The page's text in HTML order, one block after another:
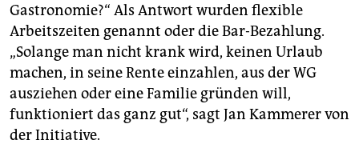
Gastronomie?“ Als Antwort wurden flexible
Arbeitszeiten genannt oder die Bar-Bezahlung.
„Solange man nicht krank wird, keinen Urlaub
machen, in seine Rente einzahlen, aus der WG
ausziehen oder eine Familie gründen will,
funktioniert das ganz gut“, sagt Jan Kammerer von
der Initiative.